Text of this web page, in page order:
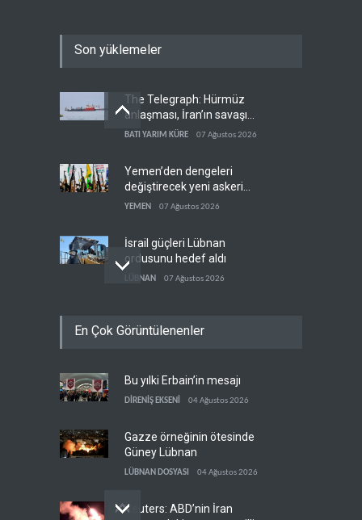
Son yüklemeler
The Telegraph: Hürmüz
anlaşması, İran’ın savaşı
kazandığını gösteriyor
BATI YARIM KÜRE 07 Ağustos 2026
Yemen’den dengeleri
değiştirecek yeni askeri
denklem
YEMEN 07 Ağustos 2026
İsrail güçleri Lübnan
ordusunu hedef aldı
LÜBNAN 07 Ağustos 2026
Ortadoğu'dan elini çekmeli
Suudi Arabistan, Türkiye ve
Pakistan ortak savunma
En Çok Görüntülenenler
Bu yılki Erbain’in mesajı
DİRENİŞ EKSENİ 04 Ağustos 2026
Gazze örneğinin ötesinde
Güney Lübnan
LÜBNAN DOSYASI 04 Ağustos 2026
Reuters: ABD’nin İran